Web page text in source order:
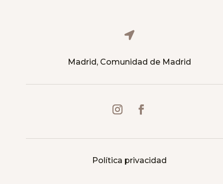

Madrid, Comunidad de Madrid
Política privacidad